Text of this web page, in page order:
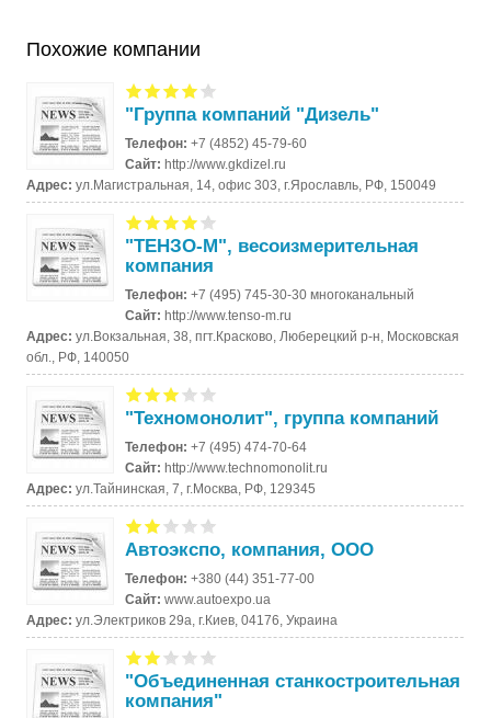
Похожие компании
"Группа компаний "Дизель"
Телефон:+7 (4852) 45-79-60
Сайт:http://www.gkdizel.ru
Адрес:ул.Магистральная, 14, офис 303, г.Ярославль, РФ, 150049
"ТЕНЗО-М", весоизмерительная
компания
Телефон:+7 (495) 745-30-30 многоканальный
Сайт:http://www.tenso-m.ru
Адрес:ул.Вокзальная, 38, пгт.Красково, Люберецкий р-н, Московская
обл., РФ, 140050
"Техномонолит", группа компаний
Телефон:+7 (495) 474-70-64
Сайт:http://www.technomonolit.ru
Адрес:ул.Тайнинская, 7, г.Москва, РФ, 129345
Автоэкспо, компания, ООО
Телефон:+380 (44) 351-77-00
Сайт:www.autoexpo.ua
Адрес:ул.Электриков 29а, г.Киев, 04176, Украина
"Объединенная станкостроительная
компания"